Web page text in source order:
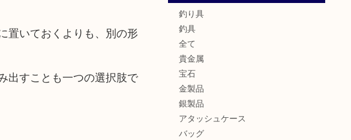
置いておくよりも、別の形
出すことも一つの選択肢で
釣り具
釣具
全て
貴金属
宝石
金製品
銀製品
アタッシュケース
バッグ